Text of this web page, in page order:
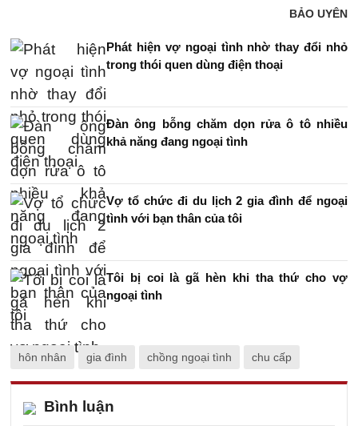
BẢO UYÊN
Phát hiện vợ ngoại tình nhờ thay đổi nhỏ
trong thói quen dùng điện thoại
Đàn ông bỗng chăm dọn rửa ô tô nhiều
khả năng đang ngoại tình
Vợ tổ chức đi du lịch 2 gia đình để ngoại
tình với bạn thân của tôi
Tôi bị coi là gã hèn khi tha thứ cho vợ
ngoại tình
hôn nhân gia đình chồng ngoại tình chu cấp
Bình luận